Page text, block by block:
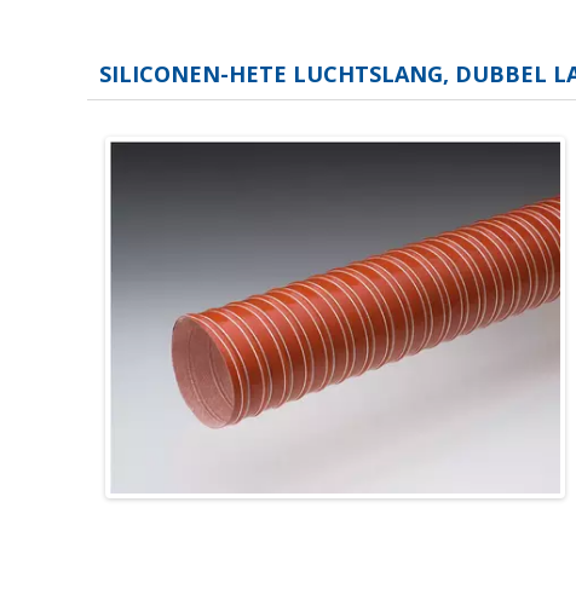
SILICONEN-HETE LUCHTSLANG, DUBBEL